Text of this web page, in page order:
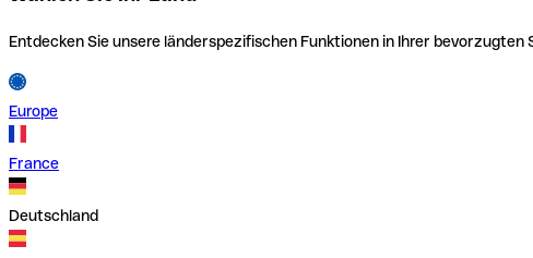
Entdecken Sie unsere länderspezifischen Funktionen in Ihrer bevorzugten
Europe
France
Deutschland